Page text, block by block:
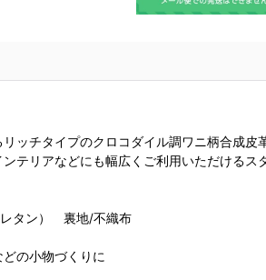
ッチタイプのクロコダイル調ワニ柄合成
テリアなどにも幅広くご利用いただけるス
レタン） 裏地/不織布
の小物づくりに